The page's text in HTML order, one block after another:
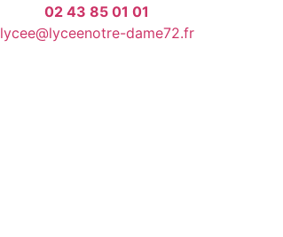
02 43 85 01 01
lycee@lyceenotre-dame72.fr